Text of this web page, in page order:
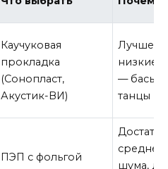
Каучуковая
прокладка
(Сонопласт,
Акустик-ВИ)
Лучше
низкие
— басы,
танцы
ПЭП с фольгой
шума,